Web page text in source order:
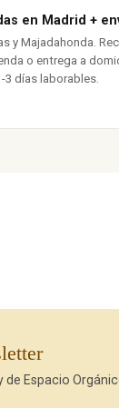
en Madrid +
y Majadahonda.
o entrega a
3 días laborables.
Espacio